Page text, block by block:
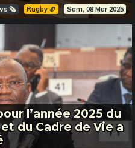
🗞️ Rugby 🏉 Sam, 08 Mar 2025
l’année 2025 du
du Cadre de Vie a